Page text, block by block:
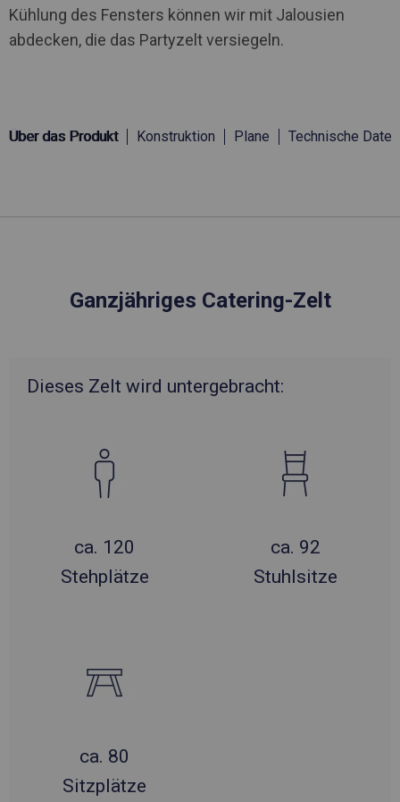
Kühlung des Fensters können wir mit Jalousien
abdecken, die das Partyzelt versiegeln.
Über das Produkt Konstruktion Plane Technische Daten
Ganzjähriges Catering-Zelt
Dieses Zelt wird untergebracht:
ca. 120
Stehplätze
ca. 92
Stuhlsitze
ca. 80
Sitzplätze